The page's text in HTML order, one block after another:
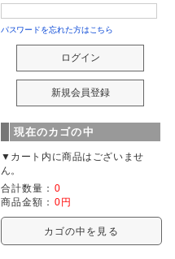
パスワードを忘れた方はこちら
現在のカゴの中
▼カート内に商品はございませ
ん。
合計数量： 0
商品金額： 0円
カゴの中を見る